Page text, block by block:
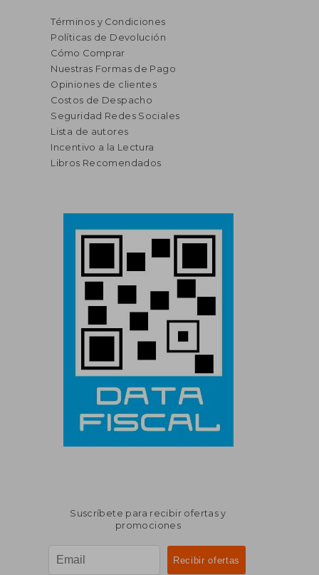
Términos y Condiciones
Políticas de Devolución
Cómo Comprar
Nuestras Formas de Pago
Opiniones de clientes
Costos de Despacho
Seguridad Redes Sociales
Lista de autores
Incentivo a la Lectura
Libros Recomendados
Suscríbete para recibir ofertas y
promociones